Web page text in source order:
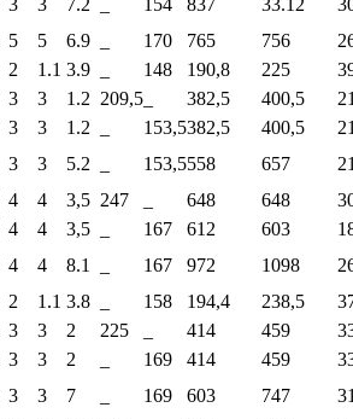
5 5 6.9 170 765 756
2 1.1 3.9 148 190,8 225
3 3 1.2 209,5 382,5 400,5
3 3 1.2 153,5382,5 400,5
3 3 5.2 153,5558 657
4 4 3,5 247 648 648
4 4 3,5 167 612 603
4 4 8.1 167 972 1098
2 1.1 3.8 158 194,4 238,5
3 3 2 225 414 459
3 3 2 169 414 459
3 3 7 169 603 747